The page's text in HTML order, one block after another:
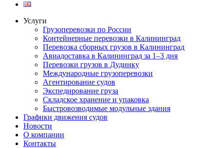
Услуги
Грузоперевозки по России
Контейнерные перевозки в Калининград
Перевозка сборных грузов в Калининград
Авиадоставка в Калининград за 1–3 дня
Перевозки грузов в Дудинку
Международные грузоперевозки
Агентирование судов
Экспедирование груза
Складское хранение и упаковка
Быстровозводимые модульные здания
Графики движения судов
Новости
О компании
Контакты